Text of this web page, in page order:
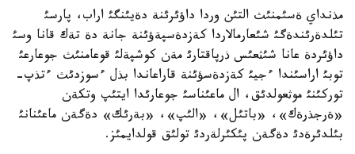
مذنداي ةسئمنئث التئن وردا داؤئرئنة دةيئنگئ اراب، پارسئ
تئلدةرئندةگئ شئعارمالاردا كةزدةسپةؤئنة جانة دة تةك قانا وسئ
داؤئردة عانا شئثعئس ذرپاقتارئ مةن كوشپةلئ قوعامنئث جوعارعئ
توبئ اراسئندا ءجيئ كةزدةسؤئنة قاراعاندا بذل ءسوزدئث ءتذپ-
توركئنئ موثعولدئق، ال ماعئناسئ جوعارئدا ايتئپ وتكةن
«ةرجذرةك»، «باتئل»، «الئپ»، «بةرئك» دةگةن ماعئنانئ
بئلدئرةدئ دةگةن پئكئرلةردئ تولئق قولدايمئز.